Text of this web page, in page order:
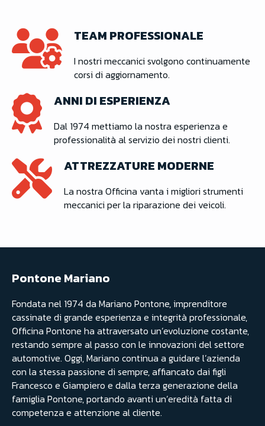
TEAM PROFESSIONALE
I nostri meccanici svolgono continuamente
corsi di aggiornamento.
ANNI DI ESPERIENZA
Dal 1974 mettiamo la nostra esperienza e
professionalità al servizio dei nostri clienti.
ATTREZZATURE MODERNE
La nostra Officina vanta i migliori strumenti
meccanici per la riparazione dei veicoli.
Pontone Mariano
Fondata nel 1974 da Mariano Pontone, imprenditore
cassinate di grande esperienza e integrità professionale,
Officina Pontone ha attraversato un’evoluzione costante,
restando sempre al passo con le innovazioni del settore
automotive. Oggi, Mariano continua a guidare l’azienda
con la stessa passione di sempre, affiancato dai figli
Francesco e Giampiero e dalla terza generazione della
famiglia Pontone, portando avanti un’eredità fatta di
competenza e attenzione al cliente.